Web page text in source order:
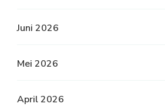
Juni 2026
Mei 2026
April 2026